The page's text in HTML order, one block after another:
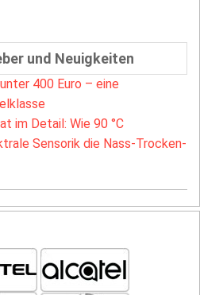
und Neuigkeiten
400 Euro – eine
im Detail: Wie 90 °C
Sensorik die Nass-Trocken-